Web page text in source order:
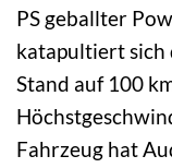
PS geballter
katapultiert sich
Stand auf 100
Fahrzeug hat